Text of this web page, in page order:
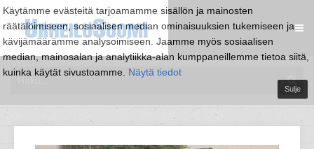
Käytämme evästeitä tarjoamamme sisällön ja mainosten
räätälöimiseen, sosiaalisen median ominaisuuksien tukemiseen ja
kävijämäärämme analysoimiseen. Jaamme myös sosiaalisen
median, mainosalan ja analytiikka-alan kumppaneillemme tietoa siitä,
kuinka käytät sivustoamme. Näytä tiedot
Sulje